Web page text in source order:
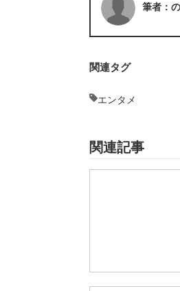
筆者：
関連タグ
エンタメ
関連記事